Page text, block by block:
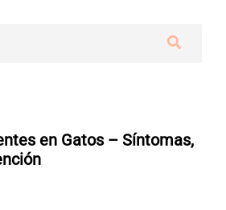
Buscar
en Gatos – Síntomas,